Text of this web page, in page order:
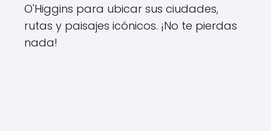
O'Higgins para ubicar sus ciudades,
rutas y paisajes icónicos. ¡No te pierdas
nada!